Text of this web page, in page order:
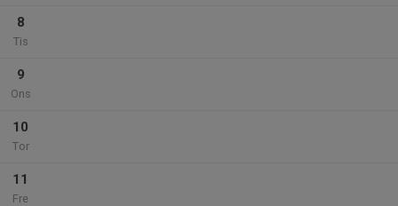
8
Tis
9
Ons
10
Tor
11
Fre